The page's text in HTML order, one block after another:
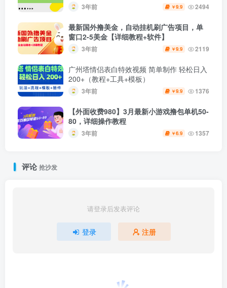
3年前 ￥9.9 2494
最新国外撸美金，自动挂机刷广告项目，单
窗口2-5美金【详细教程+软件】
3年前 ￥9.9 2119
广州塔情侣表白特效视频 简单制作 轻松日入
200+（教程+工具+模板）
3年前 ￥9.9 1376
【外面收费980】3月最新小游戏撸包单机50-
80，详细操作教程
3年前 ￥6.9 1357
评论抢沙发
请登录后发表评论
登录 注册